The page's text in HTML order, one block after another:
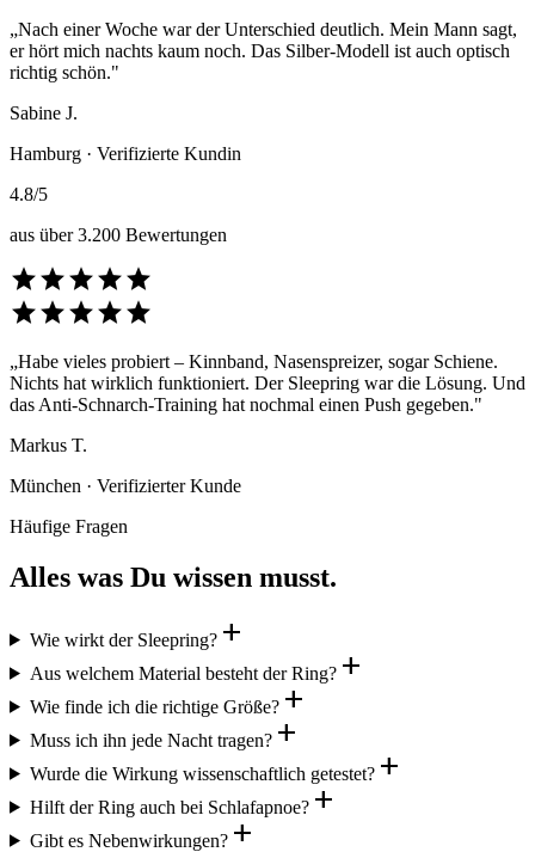
„Nach einer Woche war der Unterschied deutlich. Mein Mann sagt,
er hört mich nachts kaum noch. Das Silber-Modell ist auch optisch
richtig schön."
Sabine J.
Hamburg · Verifizierte Kundin
4.8/5
aus über 3.200 Bewertungen
starstarstarstarstar
starstarstarstarstar
„Habe vieles probiert – Kinnband, Nasenspreizer, sogar Schiene.
Nichts hat wirklich funktioniert. Der Sleepring war die Lösung. Und
das Anti-Schnarch-Training hat nochmal einen Push gegeben."
Markus T.
München · Verifizierter Kunde
Häufige Fragen
Alles was Du wissen musst.
Wie wirkt der Sleepring?add
Aus welchem Material besteht der Ring?add
Wie finde ich die richtige Größe?add
Muss ich ihn jede Nacht tragen?add
Wurde die Wirkung wissenschaftlich getestet?add
Hilft der Ring auch bei Schlafapnoe?add
Gibt es Nebenwirkungen?add